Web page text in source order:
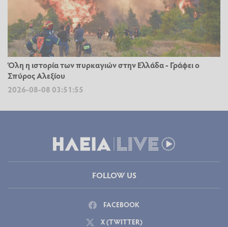
Όλη η ιστορία των πυρκαγιών στην Ελλάδα - Γράφει ο
Σπύρος Αλεξίου
2026-08-08 03:51:55
FOLLOW US
FACEBOOK
X (TWITTER)